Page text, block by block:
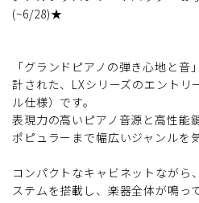
(~6/28)★
「グランドピアノの弾き心地と
計された、LXシリーズのエントリ
ル仕様）です。
表現力の高いピアノ音源と高性能
ポピュラーまで幅広いジャンルを
コンパクトなキャビネットながら
ステムを搭載し、楽器全体が鳴っ